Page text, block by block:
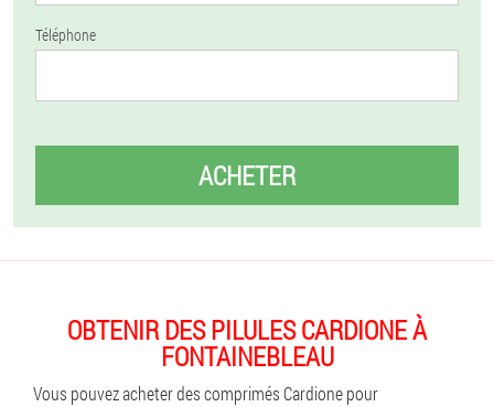
Téléphone
ACHETER
OBTENIR DES PILULES CARDIONE À
FONTAINEBLEAU
Vous pouvez acheter des comprimés Cardione pour